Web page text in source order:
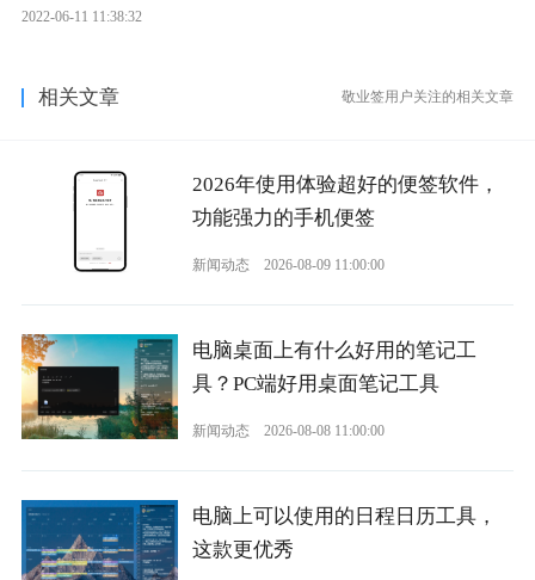
2022-06-11 11:38:32
相关文章 敬业签用户关注的相关文章
2026年使用体验超好的便签软件，
功能强力的手机便签
新闻动态 2026-08-09 11:00:00
电脑桌面上有什么好用的笔记工
具？PC端好用桌面笔记工具
新闻动态 2026-08-08 11:00:00
电脑上可以使用的日程日历工具，
这款更优秀